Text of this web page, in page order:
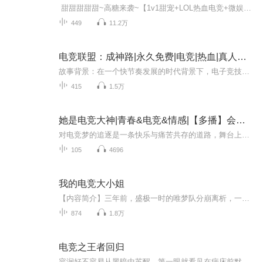
449 11.2万
电竞联盟：成神路|永久免费|电竞|热血|真人演播
415 1.5万
她是电竞大神|青春&电竞&情感|【多播】会员免费
105 4696
我的电竞大小姐
874 1.8万
电竞之王者回归